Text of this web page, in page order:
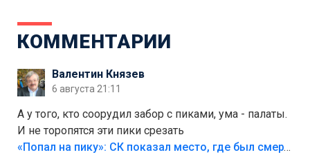
КОММЕНТАРИИ
Валентин Князев
6 августа 21:11
А у того, кто соорудил забор с пиками, ума - палаты.
И не торопятся эти пики срезать
«Попал на пику»: СК показал место, где был смертельно травмирован ребенок в Тольятти